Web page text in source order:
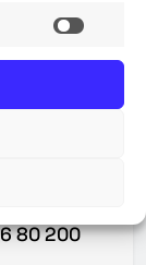
80 200